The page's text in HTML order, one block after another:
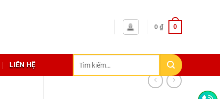
0 ₫ 0
LIÊN HỆ
kiếm: